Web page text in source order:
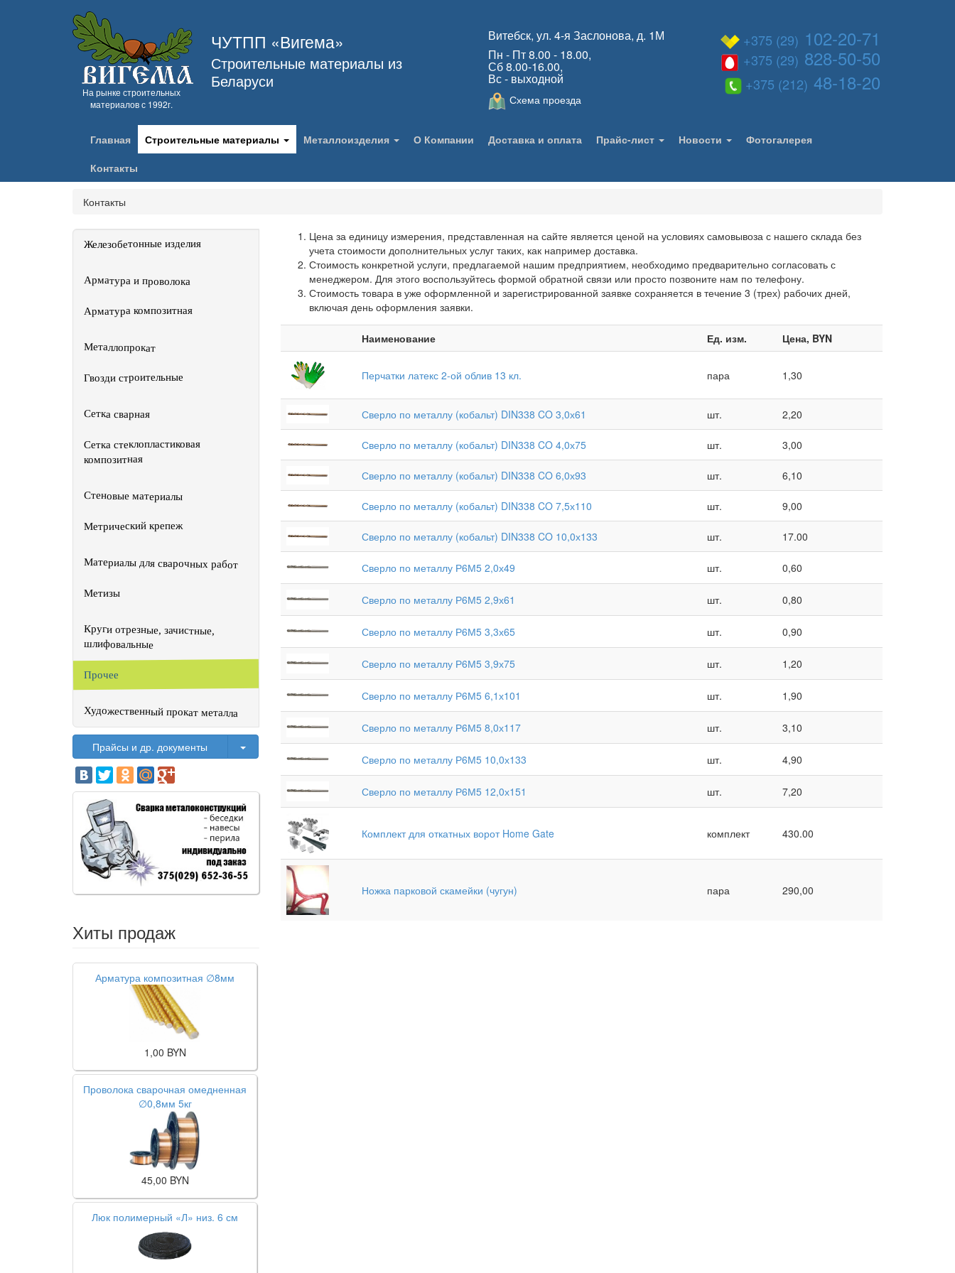
На рынке строительных
материалов с 1992г.
ЧУТПП «Вигема»
Строительные материалы из
Беларуси
Витебск, ул. 4-я Заслонова, д. 1М
Пн - Пт 8.00 - 18.00,
Сб 8.00-16.00,
Вс - выходной
Схема проезда
+375 (29) 102-20-71
+375 (29) 828-50-50
+375 (212) 48-18-20
Главная Строительные материалы Металлоизделия О Компании Доставка и оплата Прайс-лист Новости
Фотогалерея
Контакты
Контакты
Железобетонные изделия
Арматура и проволока
Арматура композитная
Металлопрокат
Гвозди строительные
Сетка сварная
Сетка стеклопластиковая
композитная
Стеновые материалы
Метрический крепеж
Материалы для сварочных работ
Метизы
Круги отрезные, зачистные,
шлифовальные
Прочее
Художественный прокат металла
Прайсы и др. документы Toggle Dropdown
Хиты продаж
Арматура композитная ∅8мм
1,00 BYN
Проволока сварочная омедненная
∅0,8мм 5кг
45,00 BYN
Люк полимерный «Л» низ. 6 см
Цена за единицу измерения, представленная на сайте является ценой на условиях самовывоза с нашего склада без
учета стоимости дополнительных услуг таких, как например доставка.
Стоимость конкретной услуги, предлагаемой нашим предприятием, необходимо предварительно согласовать с
менеджером. Для этого воспользуйтесь формой обратной связи или просто позвоните нам по телефону.
Стоимость товара в уже оформленной и зарегистрированной заявке сохраняется в течение 3 (трех) рабочих дней,
включая день оформления заявки.
Наименование Ед. изм. Цена, BYN
Перчатки латекс 2-ой облив 13 кл. пара 1,30
Сверло по металлу (кобальт) DIN338 CO 3,0х61 шт. 2,20
Сверло по металлу (кобальт) DIN338 CO 4,0х75 шт. 3,00
Сверло по металлу (кобальт) DIN338 CO 6,0х93 шт. 6,10
Сверло по металлу (кобальт) DIN338 CO 7,5х110 шт. 9,00
Сверло по металлу (кобальт) DIN338 CO 10,0х133 шт. 17.00
Сверло по металлу Р6М5 2,0х49 шт. 0,60
Сверло по металлу Р6М5 2,9х61 шт. 0,80
Сверло по металлу Р6М5 3,3х65 шт. 0,90
Сверло по металлу Р6М5 3,9х75 шт. 1,20
Сверло по металлу Р6М5 6,1х101 шт. 1,90
Сверло по металлу Р6М5 8,0х117 шт. 3,10
Сверло по металлу Р6М5 10,0х133 шт. 4,90
Сверло по металлу Р6М5 12,0х151 шт. 7,20
Комплект для откатных ворот Home Gate комплект 430.00
Ножка парковой скамейки (чугун) пара 290,00